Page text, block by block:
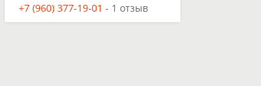
+7 (960) 377-19-01 - 1 отзыв